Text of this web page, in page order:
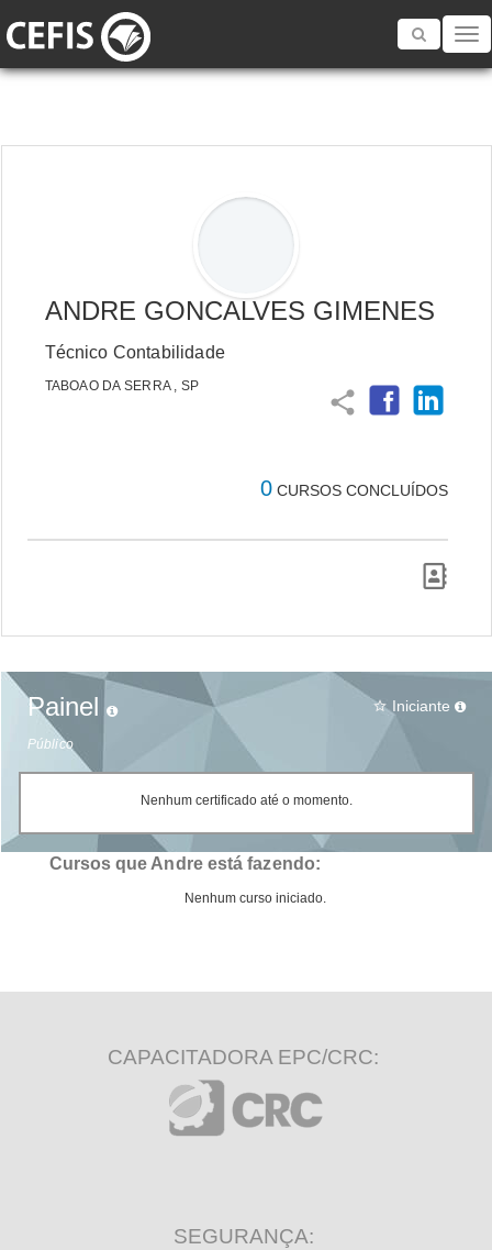
Toggle
ANDRE GONCALVES GIMENES
Técnico Contabilidade
TABOAO DA SERRA , SP
share
0 CURSOS CONCLUÍDOS
Painel
Público
star_border Iniciante
Nenhum certificado até o momento.
Cursos que Andre está fazendo:
Nenhum curso iniciado.
CAPACITADORA EPC/CRC:
SEGURANÇA: